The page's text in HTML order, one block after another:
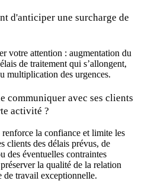
d'anticiper une surcharge de
votre attention : augmentation du
de traitement qui s’allongent,
multiplication des urgences.
communiquer avec ses clients
activité ?
la confiance et limite les
clients des délais prévus, de
des éventuelles contraintes
la qualité de la relation
de travail exceptionnelle.